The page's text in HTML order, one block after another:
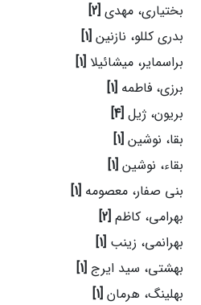
بختیاری، مهدی [2]
بدری کللو، نازنین [1]
براسمایر، میشائیلا [1]
برزی، فاطمه [1]
بریون، ژیل [4]
بقا، نوشین [1]
بقاء، نوشین [1]
بنی صفار، معصومه [1]
بهرامی، کاظم [2]
بهرانمی، زینب [1]
بهشتی، سید ایرج [1]
بهلینگ، هرمان [1]